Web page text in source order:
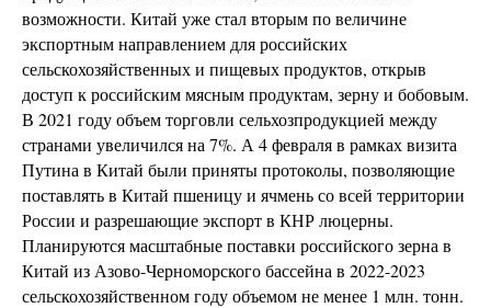
возможности. Китай уже стал вторым по величине
экспортным направлением для российских
сельскохозяйственных и пищевых продуктов, открыв
доступ к российским мясным продуктам, зерну и бобовым.
В 2021 году объем торговли сельхозпродукцией между
странами увеличился на 7%. А 4 февраля в рамках визита
Путина в Китай были приняты протоколы, позволяющие
поставлять в Китай пшеницу и ячмень со всей территории
России и разрешающие экспорт в КНР люцерны.
Планируются масштабные поставки российского зерна в
Китай из Азово-Черноморского бассейна в 2022-2023
сельскохозяйственном году объемом не менее 1 млн. тонн.